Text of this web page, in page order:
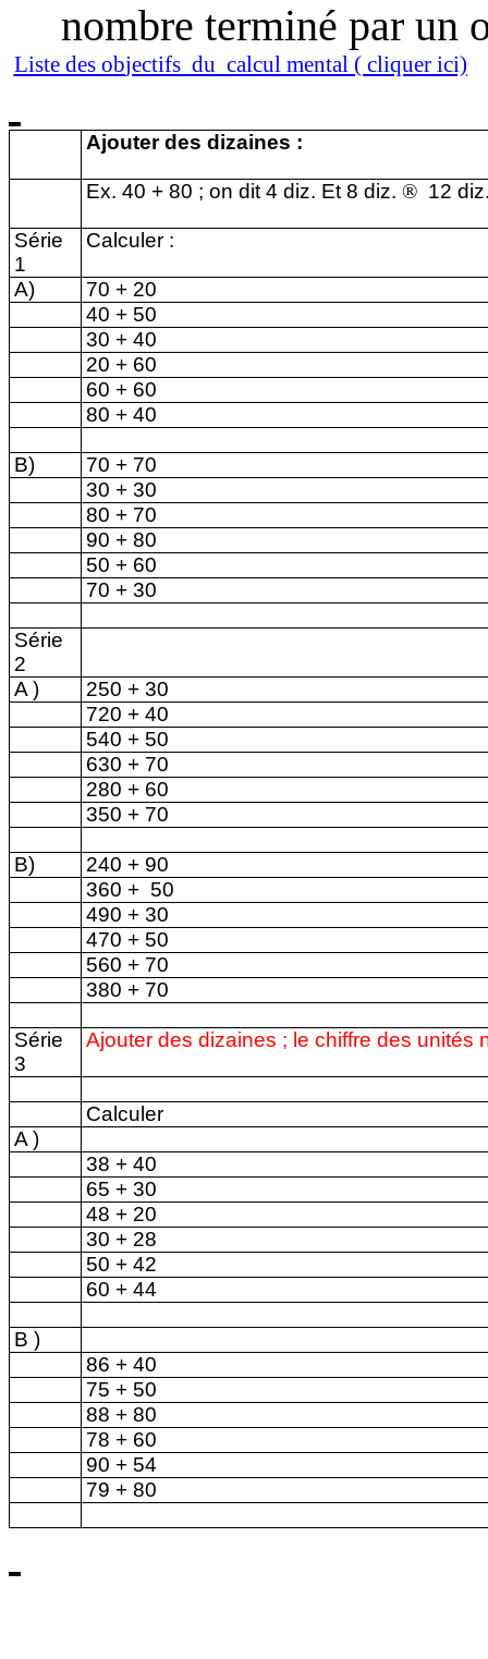
nombre terminé par un
Liste des objectifs du calcul mental ( cliquer ici)
Ajouter des dizaines :
Ex. 40 + 80 ; on dit 4 diz. Et 8 diz.® 12
Série
1
Calculer :
A)
70 + 20
40 + 50
30 + 40
20 + 60
60 + 60
80 + 40
B)
70 + 70
30 + 30
80 + 70
90 + 80
50 + 60
70 + 30
Série
2
A )
250 + 30
720 + 40
540 + 50
630 + 70
280 + 60
350 + 70
B)
240 + 90
360 + 50
490 + 30
470 + 50
560 + 70
380 + 70
Série
3
Ajouter des dizaines ; le chiffre des unités
Calculer
A )
38 + 40
65 + 30
48 + 20
30 + 28
50 + 42
60 + 44
B )
86 + 40
75 + 50
88 + 80
78 + 60
90 + 54
79 + 80